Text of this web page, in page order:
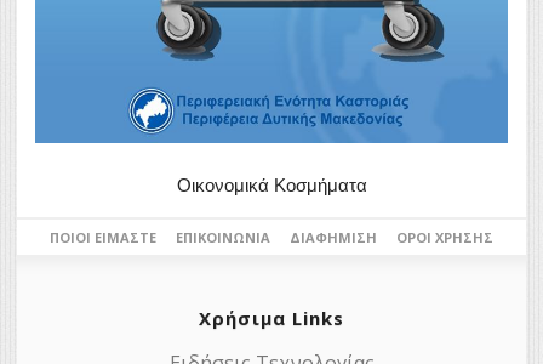
Οικονομικά Κοσμήματα
ΠΟΙΟΙ ΕΊΜΑΣΤΕ ΕΠΙΚΟΙΝΩΝΊΑ ΔΙΑΦΉΜΙΣΗ ΌΡΟΙ ΧΡΉΣΗΣ
Χρήσιμα Links